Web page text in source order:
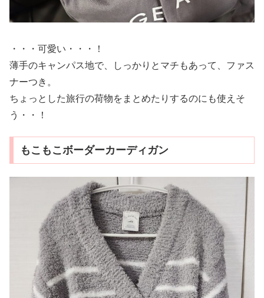
・・・可愛い・・・！
薄手のキャンパス地で、しっかりとマチもあって、ファス
ナーつき。
ちょっとした旅行の荷物をまとめたりするのにも使えそ
う・・！
もこもこボーダーカーディガン